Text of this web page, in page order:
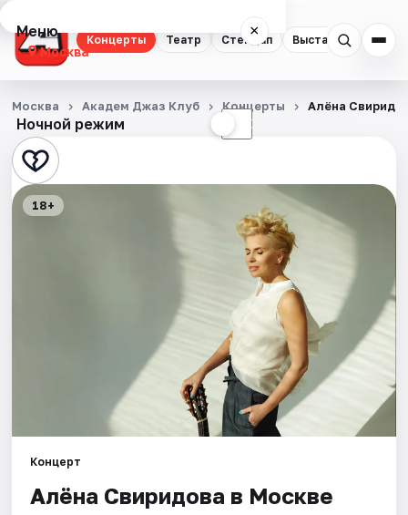
Концерты Театр Стендап Выставки
Меню ×
Москва
Концерты
Театр
Стендап
Города
Площадки
Ночной режим ☾
Москва Академ Джаз Клуб Концерты Алёна
18+
Концерт
Алёна Свиридова в Москве